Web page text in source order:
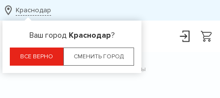
Краснодар
Ваш город Краснодар?
ВСЕ ВЕРНО СМЕНИТЬ ГОРОД
Прочие товары